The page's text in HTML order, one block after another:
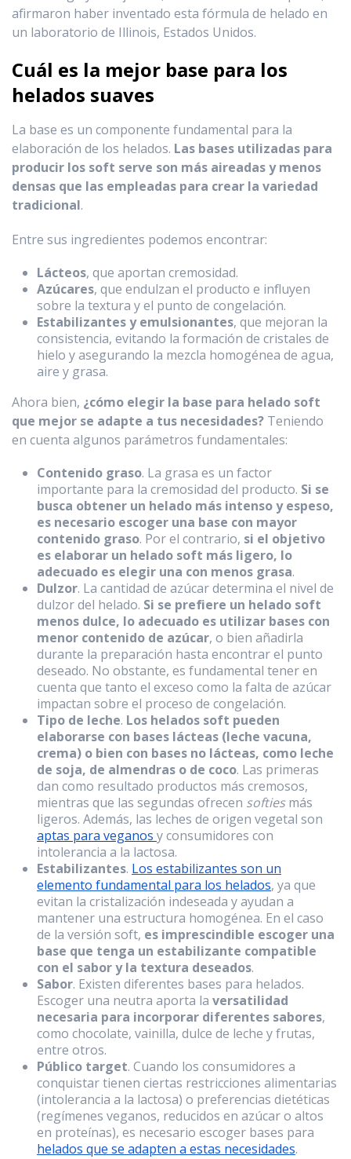
afirmaron haber inventado esta fórmula de helado en
un laboratorio de Illinois, Estados Unidos.
Cuál es la mejor base para los
helados suaves
La base es un componente fundamental para la
elaboración de los helados. Las bases utilizadas para
producir los soft serve son más aireadas y menos
densas que las empleadas para crear la variedad
tradicional.
Entre sus ingredientes podemos encontrar:
Lácteos, que aportan cremosidad.
Azúcares, que endulzan el producto e influyen
sobre la textura y el punto de congelación.
Estabilizantes y emulsionantes, que mejoran la
consistencia, evitando la formación de cristales de
hielo y asegurando la mezcla homogénea de agua,
aire y grasa.
Ahora bien, ¿cómo elegir la base para helado soft
que mejor se adapte a tus necesidades? Teniendo
en cuenta algunos parámetros fundamentales:
Contenido graso. La grasa es un factor
importante para la cremosidad del producto. Si se
busca obtener un helado más intenso y espeso,
es necesario escoger una base con mayor
contenido graso. Por el contrario, si el objetivo
es elaborar un helado soft más ligero, lo
adecuado es elegir una con menos grasa.
Dulzor. La cantidad de azúcar determina el nivel de
dulzor del helado. Si se prefiere un helado soft
menos dulce, lo adecuado es utilizar bases con
menor contenido de azúcar, o bien añadirla
durante la preparación hasta encontrar el punto
deseado. No obstante, es fundamental tener en
cuenta que tanto el exceso como la falta de azúcar
impactan sobre el proceso de congelación.
Tipo de leche. Los helados soft pueden
elaborarse con bases lácteas (leche vacuna,
crema) o bien con bases no lácteas, como leche
de soja, de almendras o de coco. Las primeras
dan como resultado productos más cremosos,
mientras que las segundas ofrecen softiesmás
ligeros. Además, las leches de origen vegetal son
aptas para veganos y consumidores con
intolerancia a la lactosa.
Estabilizantes. Los estabilizantes son un
elemento fundamental para los helados, ya que
evitan la cristalización indeseada y ayudan a
mantener una estructura homogénea. En el caso
de la versión soft, es imprescindible escoger una
base que tenga un estabilizante compatible
con el sabor y la textura deseados.
Sabor. Existen diferentes bases para helados.
Escoger una neutra aporta la versatilidad
necesaria para incorporar diferentes sabores,
como chocolate, vainilla, dulce de leche y frutas,
entre otros.
Público target. Cuando los consumidores a
conquistar tienen ciertas restricciones alimentarias
(intolerancia a la lactosa) o preferencias dietéticas
(regímenes veganos, reducidos en azúcar o altos
en proteínas), es necesario escoger bases para
helados que se adapten a estas necesidades.